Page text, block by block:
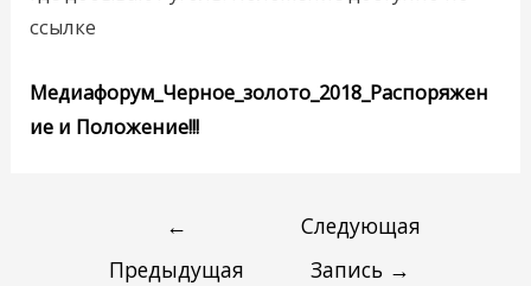
ссылке
Медиафорум_Черное_золото_2018_Распоряжен
ие и Положение!!!
←
Предыдущая
Следующая
Запись →